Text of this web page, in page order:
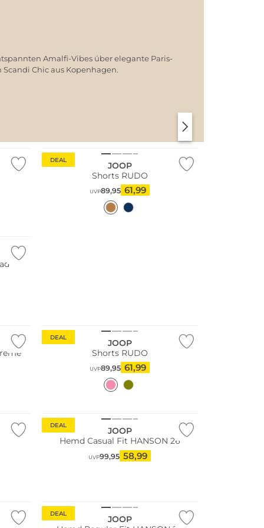
Amalfi-Vibes über elegante Paris-
Chic aus Kopenhagen.
DEAL
JOOP
Shorts RUDO
UVP89,95 61,99
DEAL
JOOP
Shorts RUDO
UVP89,95 61,99
DEAL
JOOP
Hemd Casual Fit HANSON 26
UVP99,95 58,99
DEAL
JOOP